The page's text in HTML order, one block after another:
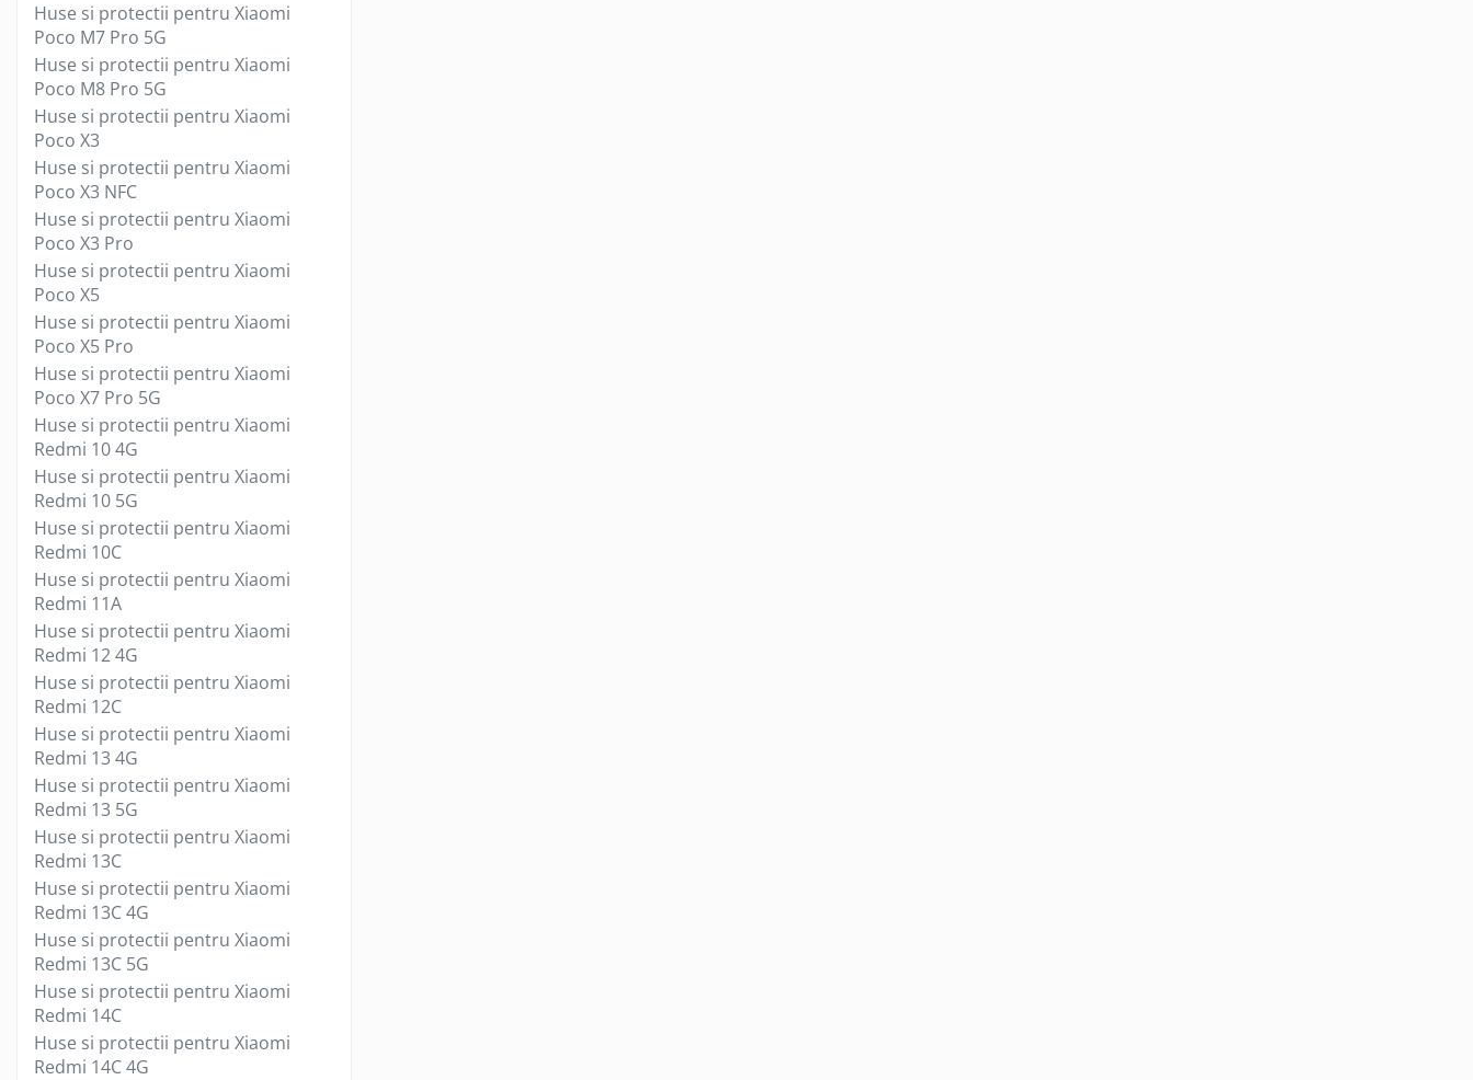
Accesorii tablete
Folie tablete
Husa tableta
Huse si protectii pentru Apple iPad
10.2 (gen 7/8/9)
Huse si protectii pentru Apple iPad
10.9 (gen 10, 2022)
Huse si protectii pentru Apple iPad
Air 10.9 (gen 4/5)
Huse si protectii pentru Apple iPad
Pro 11 (2024)
Huse si protectii pentru Samsung
Galaxy Tab A9
Huse si protectii pentru Samsung
Galaxy Tab A9+
Tastatura tableta
Accesorii Televizoare
Suporturi TV
Telecomanda TV
Boxe
Boxe 2.1
Boxe bluetooth
Boxe USB
Soundbar
Camera Web
Cu microfon
Protectie camera
Camere supraveghere
Exterior
Casti
Casti In Ear
Casti In Ear bluetooth
Casti In Ear cu microfon
Casti mari bluetooth
Casti mari cu microfon
Casti mari fara microfon
Casti medii bluetooth
Casti medii cu microfon
Huse si protectii pentru Xiaomi
Poco M7 Pro 5G
Huse si protectii pentru Xiaomi
Poco M8 Pro 5G
Huse si protectii pentru Xiaomi
Poco X3
Huse si protectii pentru Xiaomi
Poco X3 NFC
Huse si protectii pentru Xiaomi
Poco X3 Pro
Huse si protectii pentru Xiaomi
Poco X5
Huse si protectii pentru Xiaomi
Poco X5 Pro
Huse si protectii pentru Xiaomi
Poco X7 Pro 5G
Huse si protectii pentru Xiaomi
Redmi 10 4G
Huse si protectii pentru Xiaomi
Redmi 10 5G
Huse si protectii pentru Xiaomi
Redmi 10C
Huse si protectii pentru Xiaomi
Redmi 11A
Huse si protectii pentru Xiaomi
Redmi 12 4G
Huse si protectii pentru Xiaomi
Redmi 12C
Huse si protectii pentru Xiaomi
Redmi 13 4G
Huse si protectii pentru Xiaomi
Redmi 13 5G
Huse si protectii pentru Xiaomi
Redmi 13C
Huse si protectii pentru Xiaomi
Redmi 13C 4G
Huse si protectii pentru Xiaomi
Redmi 13C 5G
Huse si protectii pentru Xiaomi
Redmi 14C
Huse si protectii pentru Xiaomi
Redmi 14C 4G